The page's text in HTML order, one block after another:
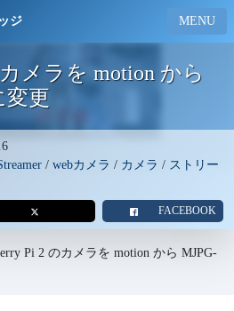
ジ MENU
メラを motion から
変更
/ webカメラ / カメラ / ストリー
FACEBOOK
Pi 2 のカメラを motion から MJPG-